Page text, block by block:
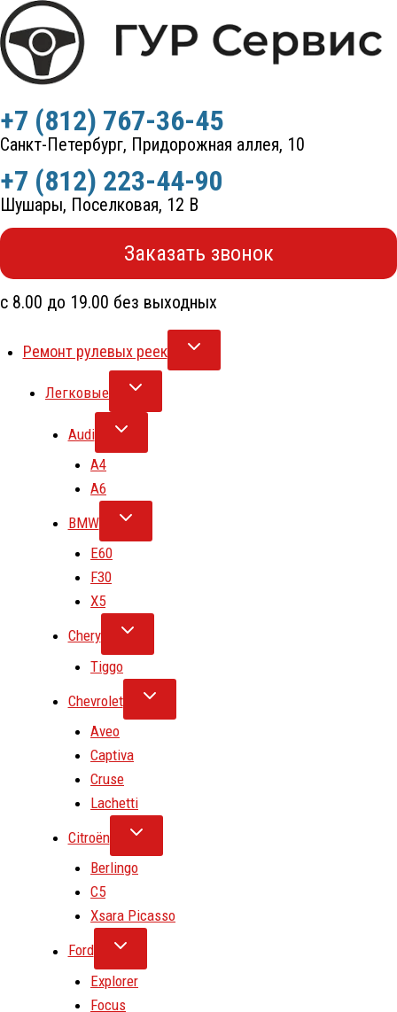
Перейти
к
содержимому
+7 (812) 767-36-45
Санкт-Петербург, Придорожная аллея, 10
+7 (812) 223-44-90
Шушары, Поселковая, 12 В
Заказать звонок
с 8.00 до 19.00 без выходных
Ремонт рулевых реек
Легковые
Audi
A4
A6
BMW
E60
F30
X5
Chery
Tiggo
Chevrolet
Aveo
Captiva
Cruse
Lachetti
Citroën
Berlingo
C5
Xsara Picasso
Ford
Explorer
Focus